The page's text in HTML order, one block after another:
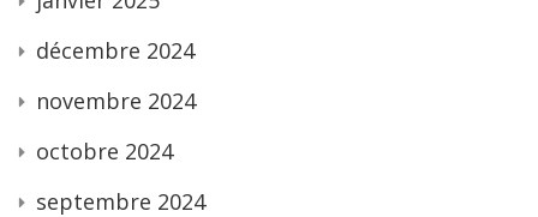
décembre 2024
novembre 2024
octobre 2024
septembre 2024